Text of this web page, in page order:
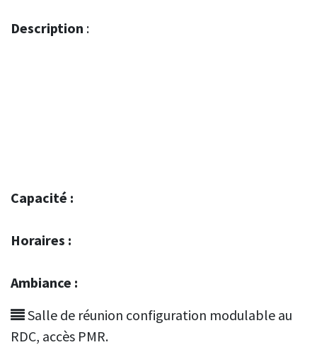
Description :
Capacité :
Horaires :
Ambiance :
Salle de réunion configuration modulable au
RDC, accès PMR.